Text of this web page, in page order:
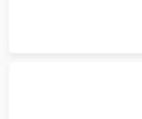
продувка